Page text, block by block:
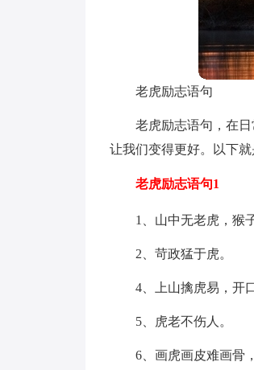
老虎励志语句
老虎励志语句，在
让我们变得更好。以下
老虎励志语句1
1、山中无老虎，猴
2、苛政猛于虎。
4、上山擒虎易，开
5、虎老不伤人。
6、画虎画皮难画骨